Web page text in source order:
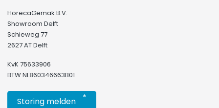
HorecaGemak B.V.
Showroom Delft
Schieweg 77
2627 AT Delft
KvK 75633906
BTW NL860346663B01
Storing melden *